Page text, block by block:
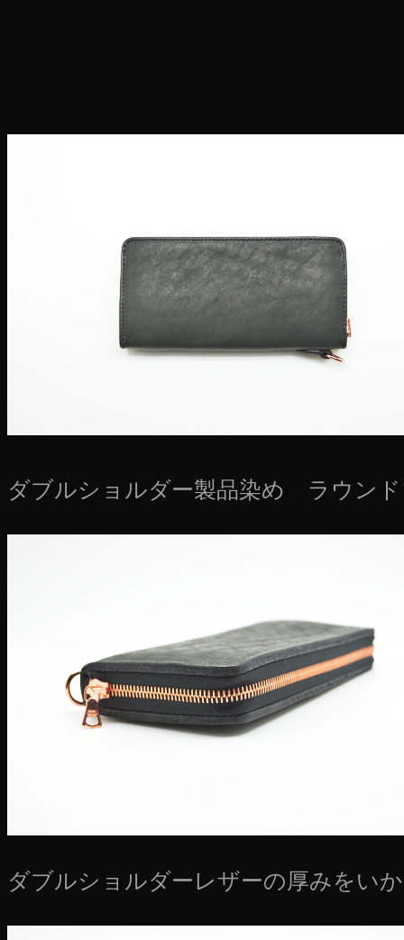
ダブルショルダー製品染め ラウン
ダブルショルダーレザーの厚みをい